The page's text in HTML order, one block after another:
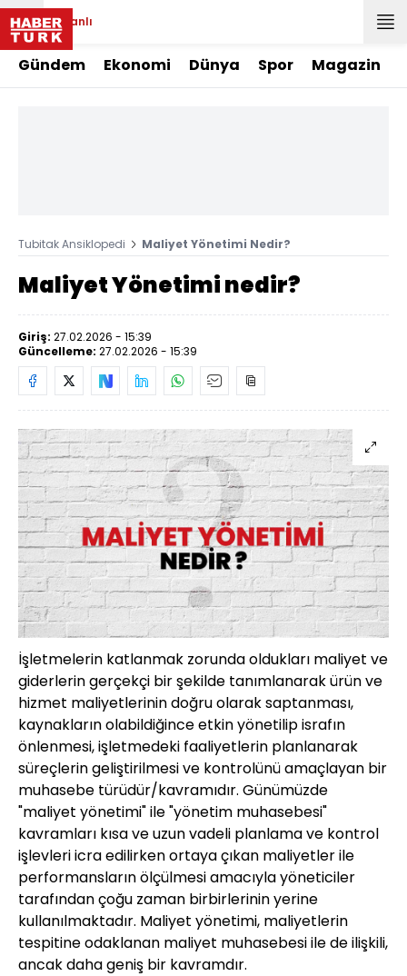
Canlı
Gündem Ekonomi Dünya Spor Magazin
Tubitak Ansiklopedi Maliyet Yönetimi Nedir?
Maliyet Yönetimi nedir?
Giriş: 27.02.2026 - 15:39
Güncelleme: 27.02.2026 - 15:39
İşletmelerin katlanmak zorunda oldukları maliyet ve
giderlerin gerçekçi bir şekilde tanımlanarak ürün ve
hizmet maliyetlerinin doğru olarak saptanması,
kaynakların olabildiğince etkin yönetilip israfın
önlenmesi, işletmedeki faaliyetlerin planlanarak
süreçlerin geliştirilmesi ve kontrolünü amaçlayan bir
muhasebe türüdür/kavramıdır. Günümüzde
"maliyet yönetimi" ile "yönetim muhasebesi"
kavramları kısa ve uzun vadeli planlama ve kontrol
işlevleri icra edilirken ortaya çıkan maliyetler ile
performansların ölçülmesi amacıyla yöneticiler
tarafından çoğu zaman birbirlerinin yerine
kullanılmaktadır. Maliyet yönetimi, maliyetlerin
tespitine odaklanan maliyet muhasebesi ile de ilişkili,
ancak daha geniş bir kavramdır.